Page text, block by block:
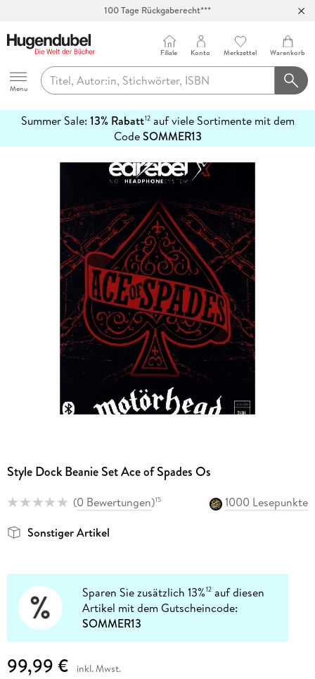
100 Tage Rückgaberecht***
Hugendubel
Menu
Filiale Konto Merkzettel Warenkorb
Summer Sale: 13% Rabatt12auf viele Sortimente mit dem
CodeSOMMER13
erfahren
Style Dock Beanie Set Ace of Spades Os
(0 Bewertungen)15
1000 Lesepunkte
Sonstiger Artikel
Sparen Sie zusätzlich 13%12 auf diesen
Artikel mit dem Gutscheincode:
SOMMER13
99,99 € inkl. Mwst.